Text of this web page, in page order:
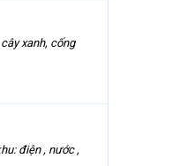
xanh, cống
điện , nước ,